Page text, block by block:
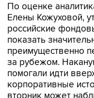
По оценке
Елены Кожуховой,
российские
показать
преимущественно
за рубежом.
помогали идти
корпоративные